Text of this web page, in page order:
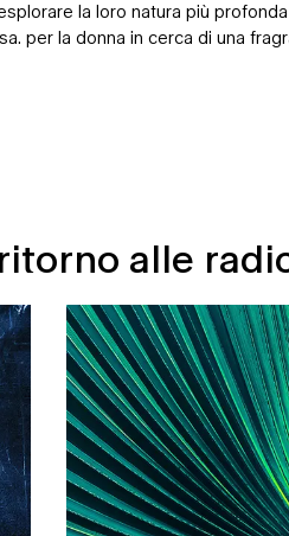
la loro natura più
per la donna in cerca di una
alle